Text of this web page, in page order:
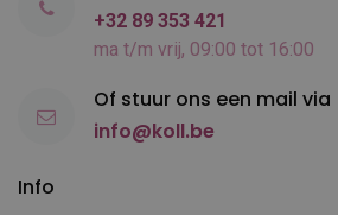
Info
+32 89 353 421
ma t/m vrij, 09:00 tot 16:00
Of stuur ons een mail via
info@koll.be